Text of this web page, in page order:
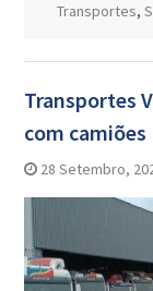
Transportes,
Transportes
com camiões
28 Setembro,